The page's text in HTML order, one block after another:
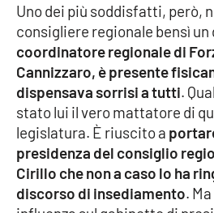
Politica
Sanità
Società
Sport
Uno dei più soddisfatti, però,
consigliere regionale bensì un
coordinatore regionale di
Cannizzaro, è presente
dispensava sorrisi a tutti.
stato lui il vero mattatore di
legislatura. È riuscito a
presidenza del consiglio
Cirillo che non a caso lo ha
discorso di insediamento.